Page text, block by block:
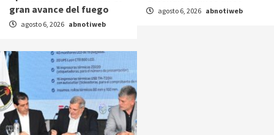
gran avance del fuego
agosto 6, 2026 abnotiweb
agosto 6, 2026 abnotiweb